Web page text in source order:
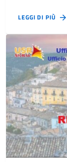
LEGGI DI PIÙ